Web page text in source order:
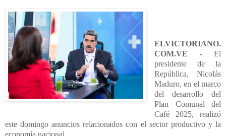
ELVICTORIANO.
COM.VE - El
presidente de la
República, Nicolás
Maduro, en el marco
del desarrollo del
Plan Comunal del
Café 2025, realizó
este domingo anuncios relacionados con el sector productivo y la